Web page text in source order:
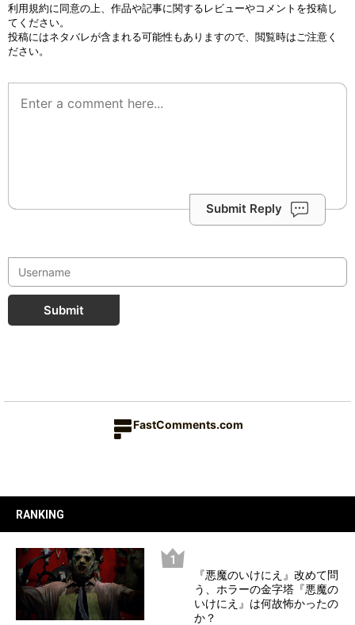
利用規約に同意の上、作品や記事に関するレビューやコメントを投稿し
てください。
投稿にはネタバレが含まれる可能性もありますので、閲覧時はご注意く
ださい。
Submit Reply
Submit
FastComments.com
RANKING
『悪魔のいけにえ』改めて問
う、ホラーの金字塔『悪魔の
いけにえ』は何故怖かったの
か？